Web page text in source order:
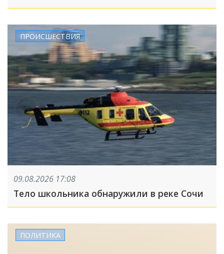
ПРОИСШЕСТВИЯ
09.08.2026 17:08
Тело школьника обнаружили в реке Сочи
ПОЛИТИКА